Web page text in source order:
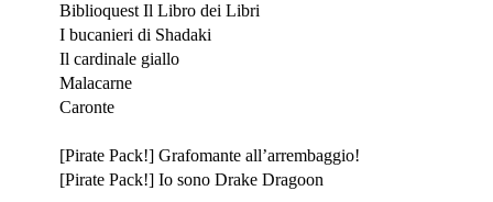
Biblioquest Il Libro dei Libri
I bucanieri di Shadaki
Il cardinale giallo
Malacarne
Caronte
[Pirate Pack!] Grafomante all’arrembaggio!
[Pirate Pack!] Io sono Drake Dragoon